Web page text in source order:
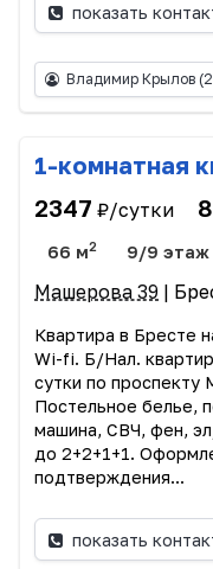
показать
Владимир Крылов
1-комнатная
2347 ₽/сутки
66 м2 9/9 этаж
Машерова 39 |
Квартира в Бресте
Wi-fi. Б/Нал.
сутки по
Постельное белье,
машина, СВЧ, фен,
до 2+2+1+1.
подтверждения...
показать